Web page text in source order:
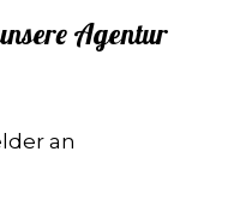
Agentur
an